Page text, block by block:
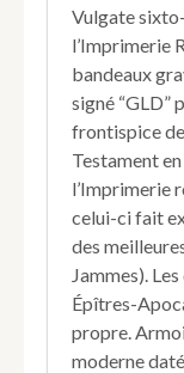
Vulgate
l’Imprimerie
bandeaux
signé “GLD”
frontispice
Testament
l’Imprimerie
celui-ci fait
des
Jammes).
Épîtres-
propre.
moderne